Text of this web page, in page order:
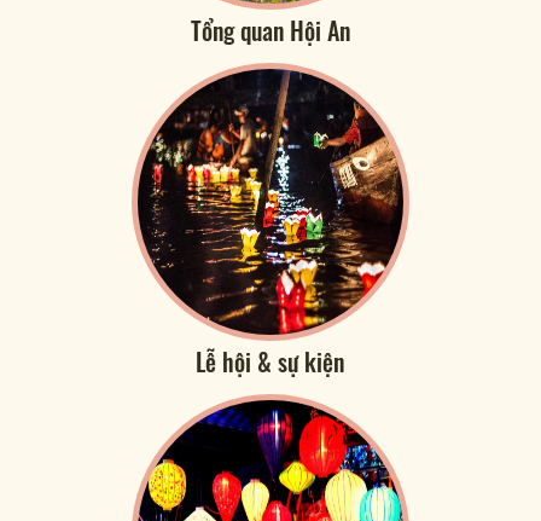
Tổng quan Hội An
Lễ hội & sự kiện